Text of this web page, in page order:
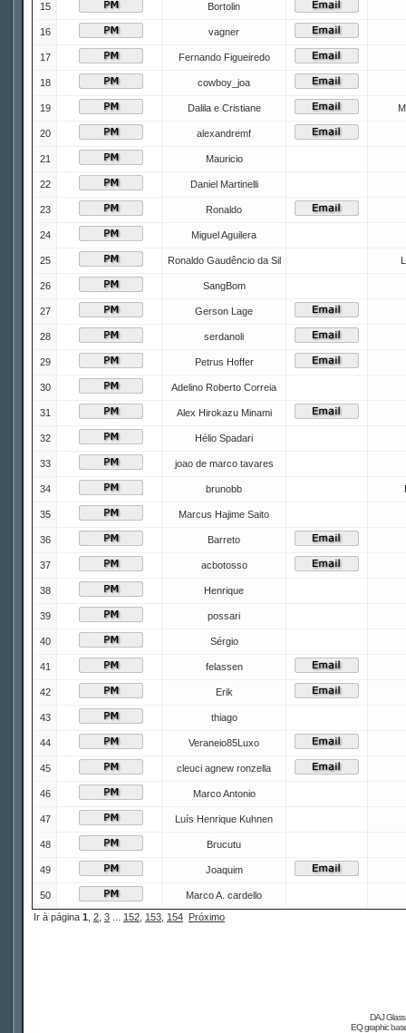
15 Bortolin
16 vagner
17 Fernando Figueiredo
18 cowboy_joa
19 Dalila e Cristiane
20 alexandremf
21 Mauricio
22 Daniel Martinelli
23 Ronaldo
24 Miguel Aguilera
25 Ronaldo Gaudêncio da Sil
26 SangBom
27 Gerson Lage
28 serdanoli
29 Petrus Hoffer
30 Adelino Roberto Correia
31 Alex Hirokazu Minami
32 Hélio Spadari
33 joao de marco tavares
34 brunobb
35 Marcus Hajime Saito
36 Barreto
37 acbotosso
38 Henrique
39 possari
40 Sérgio
41 felassen
42 Erik
43 thiago
44 Veraneio85Luxo
45 cleuci agnew ronzella
46 Marco Antonio
47 Luís Henrique Kuhnen
48 Brucutu
49 Joaquim
50
Marco A. cardello
Ir à página 1 2 3 152 153 154 Próximo
DAJ
EQ graphic